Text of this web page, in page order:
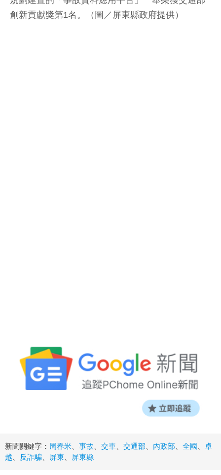
創新貢獻獎第1名。（圖／屏東縣政府提供）
新聞關鍵字： 周春米 事故 交車 交通部 內政部 全國
卓
越
反詐騙 屏東 屏東縣